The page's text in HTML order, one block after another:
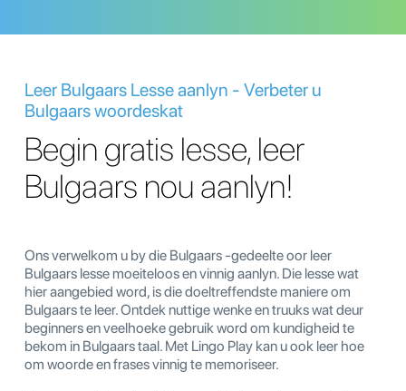
Leer Bulgaars Lesse aanlyn - Verbeter u
Bulgaars woordeskat
Begin gratis lesse, leer
Bulgaars nou aanlyn!
Ons verwelkom u by die Bulgaars -gedeelte oor leer
Bulgaars lesse moeiteloos en vinnig aanlyn. Die lesse wat
hier aangebied word, is die doeltreffendste maniere om
Bulgaars te leer. Ontdek nuttige wenke en truuks wat deur
beginners en veelhoeke gebruik word om kundigheid te
bekom in Bulgaars taal. Met Lingo Play kan u ook leer hoe
om woorde en frases vinnig te memoriseer.